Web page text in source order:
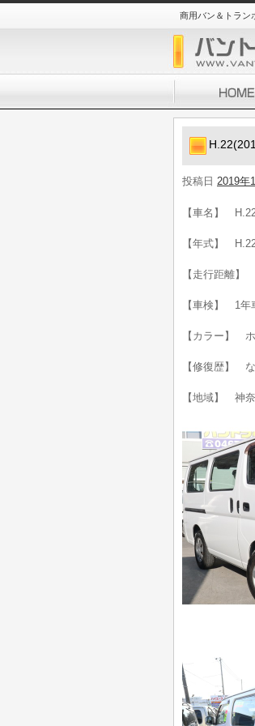
商用バン＆トラン
投稿日 2019年
【車名】
【年式】
【走行距離】
【車検】 1年
【カラー】
【修復歴】
【地域】 神